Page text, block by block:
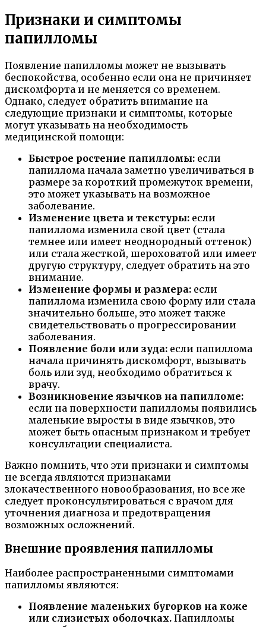
Признаки и симптомы
папилломы
Появление папилломы может не вызывать
беспокойства, особенно если она не причиняет
дискомфорта и не меняется со временем.
Однако, следует обратить внимание на
следующие признаки и симптомы, которые
могут указывать на необходимость
медицинской помощи:
Быстрое ростение папилломы: если
папиллома начала заметно увеличиваться в
размере за короткий промежуток времени,
это может указывать на возможное
заболевание.
Изменение цвета и текстуры: если
папиллома изменила свой цвет (стала
темнее или имеет неоднородный оттенок)
или стала жесткой, шероховатой или имеет
другую структуру, следует обратить на это
внимание.
Изменение формы и размера: если
папиллома изменила свою форму или стала
значительно больше, это может также
свидетельствовать о прогрессировании
заболевания.
Появление боли или зуда: если папиллома
начала причинять дискомфорт, вызывать
боль или зуд, необходимо обратиться к
врачу.
Возникновение язычков на папилломе:
если на поверхности папилломы появились
маленькие выросты в виде язычков, это
может быть опасным признаком и требует
консультации специалиста.
Важно помнить, что эти признаки и симптомы
не всегда являются признаками
злокачественного новообразования, но все же
следует проконсультироваться с врачом для
уточнения диагноза и предотвращения
возможных осложнений.
Внешние проявления папилломы
Наиболее распространенными симптомами
папилломы являются:
Появление маленьких бугорков на коже
или слизистых оболочках. Папилломы